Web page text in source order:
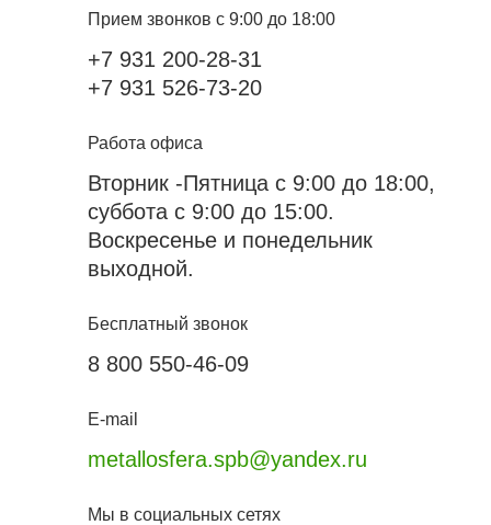
Прием звонков с 9:00 до 18:00
+7 931 200-28-31
+7 931 526-73-20
Работа офиса
Вторник -Пятница с 9:00 до 18:00,
суббота с 9:00 до 15:00.
Воскресенье и понедельник
выходной.
Бесплатный звонок
8 800 550-46-09
E-mail
metallosfera.spb@yandex.ru
Мы в социальных сетях